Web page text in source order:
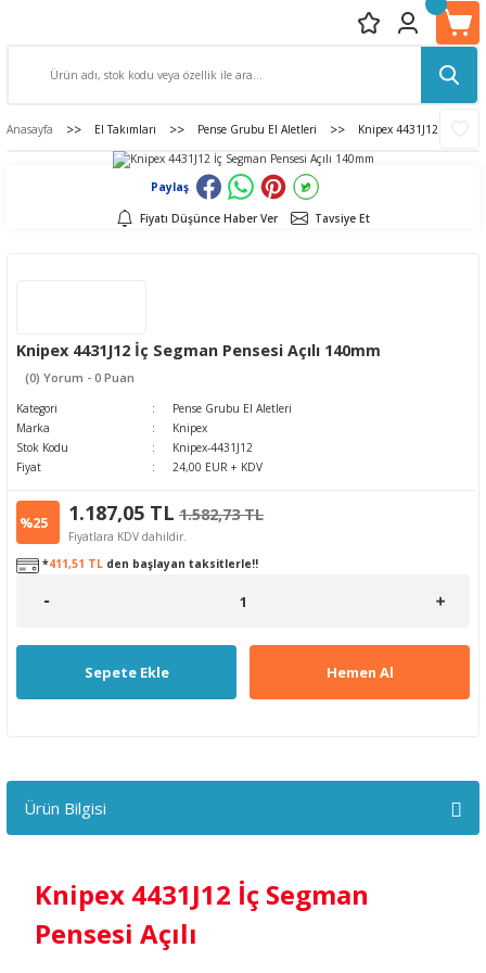
Anasayfa El Takımları Pense Grubu El Aletleri Knipex 4431J12 İç
Paylaş
Fiyatı Düşünce Haber Ver Tavsiye Et
Knipex 4431J12 İç Segman Pensesi Açılı 140mm
(0) Yorum - 0 Puan
Kategori
Pense Grubu El Aletleri
Marka
Knipex
Stok Kodu
Knipex-4431J12
Fiyat
24,00 EUR + KDV
%25 1.187,05 TL 1.582,73 TL
Fiyatlara KDV dahildir.
*411,51 TL den başlayan taksitlerle!!
Sepete Ekle Hemen Al
Ürün Bilgisi
Knipex 4431J12 İç Segman
Pensesi Açılı